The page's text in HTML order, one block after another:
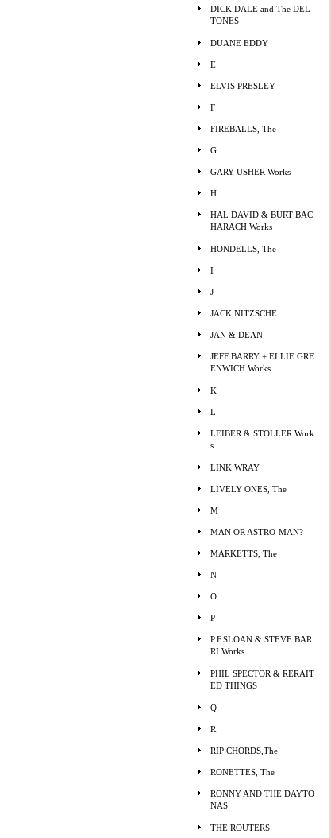
DICK DALE and The DEL-
TONES
DUANE EDDY
E
ELVIS PRESLEY
F
FIREBALLS, The
G
GARY USHER Works
H
HAL DAVID & BURT BAC
HARACH Works
HONDELLS, The
I
J
JACK NITZSCHE
JAN & DEAN
JEFF BARRY + ELLIE GRE
ENWICH Works
K
L
LEIBER & STOLLER Work
s
LINK WRAY
LIVELY ONES, The
M
MAN OR ASTRO-MAN?
MARKETTS, The
N
O
P
P.F.SLOAN & STEVE BAR
RI Works
PHIL SPECTOR & RERAIT
ED THINGS
Q
R
RIP CHORDS,The
RONETTES, The
RONNY AND THE DAYTO
NAS
THE ROUTERS